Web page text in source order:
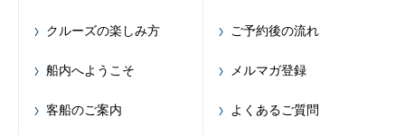
クルーズの楽しみ方
船内へようこそ
客船のご案内
ご予約後の流れ
メルマガ登録
よくあるご質問